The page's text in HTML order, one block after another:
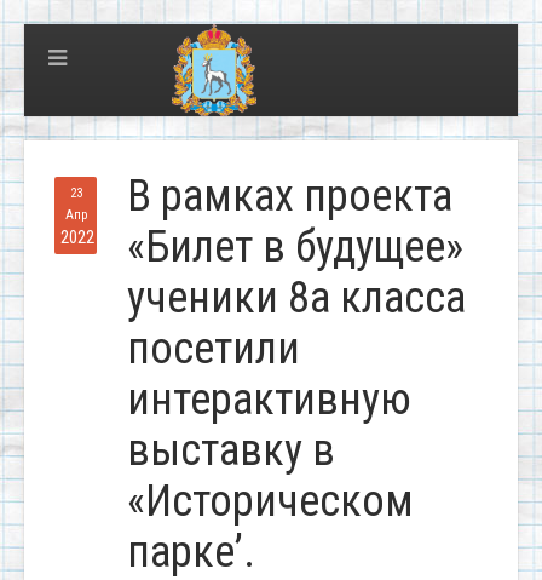
23
Апр
2022
В рамках проекта
«Билет в будущее»
ученики 8а класса
посетили
интерактивную
выставку в
«Историческом
парке’.